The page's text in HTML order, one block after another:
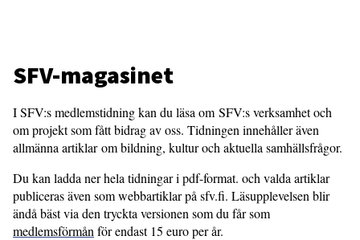
SFV-magasinet
I SFV:s medlemstidning kan du läsa om SFV:s verksamhet och
om projekt som fått bidrag av oss. Tidningen innehåller även
allmänna artiklar om bildning, kultur och aktuella samhällsfrågor.
Du kan ladda ner hela tidningar i pdf-format. och valda artiklar
publiceras även som webbartiklar på sfv.fi. Läsupplevelsen blir
ändå bäst via den tryckta versionen som du får som
medlemsförmån för endast 15 euro per år.